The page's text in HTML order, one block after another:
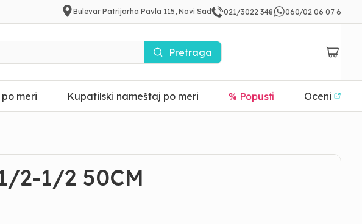
Bulevar Patrijarha Pavla 115, Novi Sad 021/3022 348 060/02 06 07 6
Pretraga
meri Kupatilski nameštaj po meri % Popusti Oceni
2-1/2 50CM